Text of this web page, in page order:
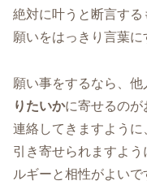
絶対に叶うと断言す
願いをはっきり言葉に
願い事をするなら、他
りたいかに寄せるのが
連絡してきますよう
引き寄せられますよ
ルギーと相性がよいで